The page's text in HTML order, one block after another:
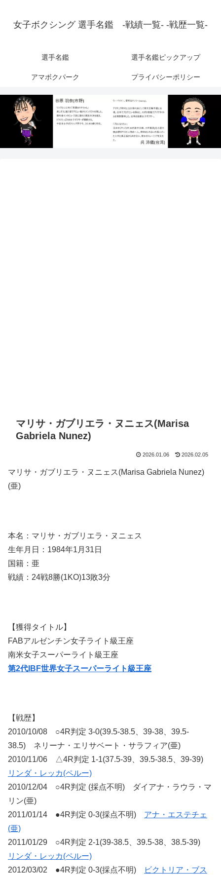
女子ボクシング 選手名鑑 -戦績一覧- -戦歴一覧-
選手名鑑 選手名鑑ピックアップ
アマボクパーク プライバシーポリシー
マリサ・ガブリエラ・ヌニェス(Marisa
Gabriela Nunez)
2026.01.06 2026.02.05
マリサ・ガブリエラ・ヌニェス(Marisa Gabriela Nunez)
(亜)
本名：マリサ・ガブリエラ・ヌニェス
生年月日：1984年1月31日
国籍：亜
戦績：24戦8勝(1KO)13敗3分
【獲得タイトル】
FABアルゼンチン女子ライト級王座
南米女子スーパーライト級王座
第2代IBF世界女子スーパーライト級王座
【戦歴】
2010/10/08 ○4R判定 3-0(39.5-38.5、39-38、39.5-
38.5) ネリーナ・エリサベート・サラフィア(亜)
2010/11/06 △4R判定 1-1(37.5-39、39.5-38.5、39-39)
リンダ・レッカ(ペルー)
2010/12/04 ○4R判定 (採点不明) ダイアナ・ラウラ・マ
リン(亜)
2011/01/14 ●4R判定 0-3(採点不明) アナ・エステチェ
(亜)
2011/01/29 ○4R判定 2-1(39-38.5、39.5-38、38.5-39)
リンダ・レッカ(ペルー)
2012/03/02 ●4R判定 0-3(採点不明)
ビクトリア・ブス